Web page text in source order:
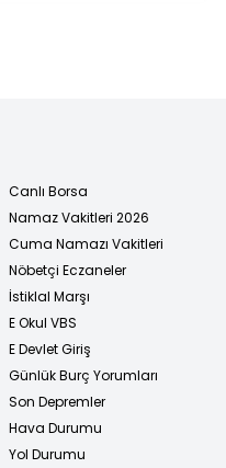
Canlı Borsa
Namaz Vakitleri 2026
Cuma Namazı Vakitleri
Nöbetçi Eczaneler
İstiklal Marşı
E Okul VBS
E Devlet Giriş
Günlük Burç Yorumları
Son Depremler
Hava Durumu
Yol Durumu